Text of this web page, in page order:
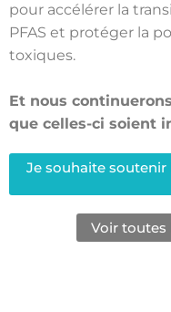
pour accélérer la
PFAS et protéger la
toxiques.
Et nous
que celles-ci soient
Je souhaite
Voir toutes